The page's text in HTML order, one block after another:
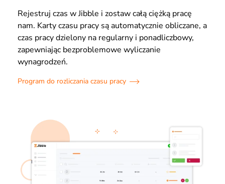
Rejestruj czas w Jibble i zostaw całą ciężką pracę
nam. Karty czasu pracy są automatycznie obliczane, a
czas pracy dzielony na regularny i ponadliczbowy,
zapewniając bezproblemowe wyliczanie
wynagrodzeń.
Program do rozliczania czasu pracy